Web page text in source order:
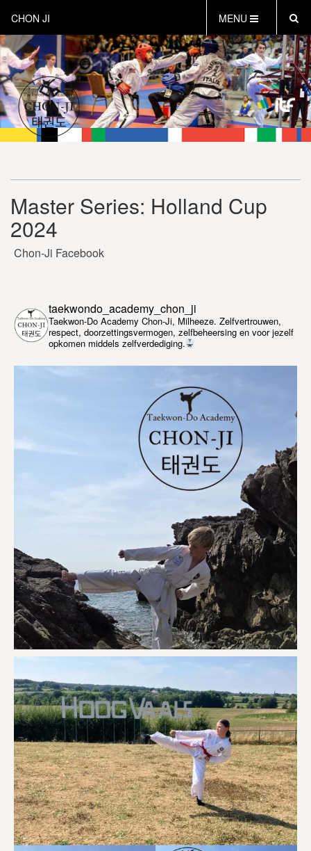
CHON JI MENU
HOME
OVER CHON-JI
TRAINEN HOE EN WAT
CHON-JI KIDS
OVER TAEKWON-DO
PROEFLES AANVRAGEN
VEILIG SPORTEN
INSTRUCTEURS EN COACHES
Master Series: Holland Cup
2024
Chon-Ji Facebook
taekwondo_academy_chon_ji
Taekwon-Do Academy Chon-Ji, Milheeze. Zelfvertrouwen,
respect, doorzettingsvermogen, zelfbeheersing en voor jezelf
opkomen middels zelfverdediging.